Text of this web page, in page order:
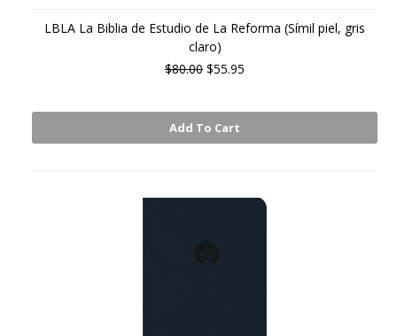
LBLA La Biblia de Estudio de La Reforma (Símil piel, gris
claro)
$80.00 $55.95
Add To Cart